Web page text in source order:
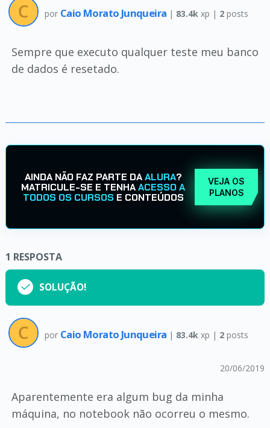
por Caio Morato Junqueira | 83.4k xp | 2posts
Sempre que executo qualquer teste meu banco
de dados é resetado.
AINDA NÃO FAZ PARTE DAALURA?
MATRICULE-SE E TENHAACESSO A
TODOS OS CURSOS E CONTEÚDOS
VEJA OS
PLANOS
1 RESPOSTA
SOLUÇÃO!
por Caio Morato Junqueira | 83.4k xp | 2posts
20/06/2019
Aparentemente era algum bug da minha
máquina, no notebook não ocorreu o mesmo.